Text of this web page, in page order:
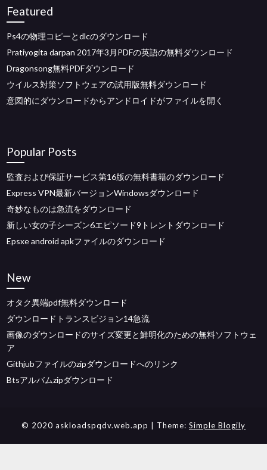
Featured
Ps4の物理コピーとdlcのダウンロード
Pratiyogita darpan 2017年3月PDFの英語の無料ダウンロード
Dragonsong無料PDFダウンロード
ウイルス対策ソフトウェアの試用版無料ダウンロード
意図的にダウンロードからアンドロイドがファイルを開く
Popular Posts
監査および保証サービス第16版の無料書籍のダウンロード
Express VPN最新バージョンWindowsダウンロード
奇妙なものは急流をダウンロード
新しい女の子シーズン6エピソード9トレントダウンロード
Epsxe android apkファイルのダウンロード
New
オタク異端pdf無料ダウンロード
ダウンロードトランスビジョン14急流
画像のダウンロードのサイズ変更と鮮明化のための無料ソフトウェ
ア
Githjubファイルのzipダウンロードへのリンク
Btsアルバムzipダウンロード
© 2020 askloadspqdv.web.app | Theme: Simple Blogily